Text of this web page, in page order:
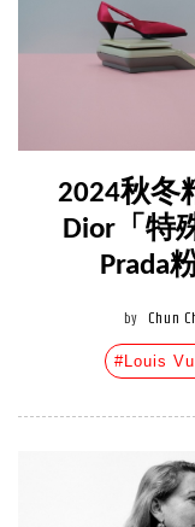
2024秋冬
Dior「特
Prada
by Chun
#Louis